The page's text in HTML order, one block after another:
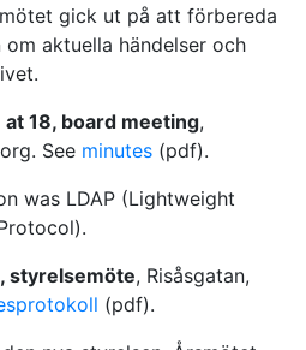
gick ut på att förbereda
aktuella händelser och
18, board meeting,
See minutes (pdf).
was LDAP (Lightweight
styrelsemöte, Risåsgatan,
(pdf).